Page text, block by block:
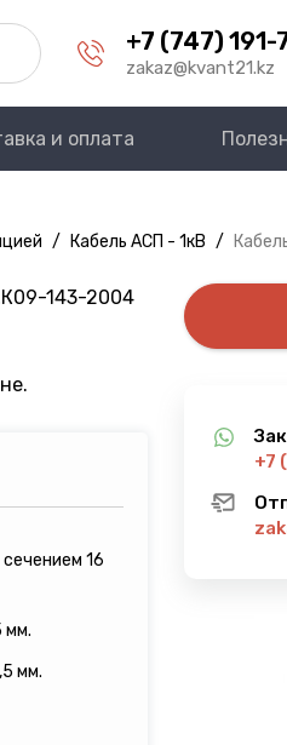
+7 (747)
zakaz@kvant21.kz
и оплата
/ Кабель АСП - 1кВ /
143-2004
16
мм.
мм.
+7